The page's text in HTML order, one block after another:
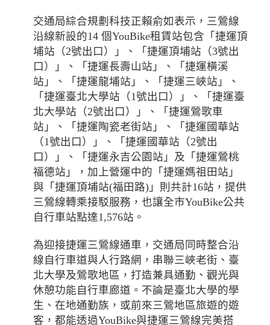
交通局綜合規劃科技正賴俞如表示，三鶯線
沿線新設的14 個YouBike租賃站包含「捷運頂
埔站（2號出口）」、「捷運頂埔站（3號出
口）」、「捷運長壽山站」、「捷運橫溪
站」、「捷運龍埔站」、「捷運三峽站」、
「捷運臺北大學站（1號出口）」、「捷運臺
北大學站（2號出口）」、「捷運鶯歌車
站」、「捷運陶瓷老街站」、「捷運國華站
（1號出口）」、「捷運國華站（2號出
口）」、「捷運永吉公園站」及「捷運鶯桃
福德站」，加上營運中的「捷運媽祖田站」
與「捷運頂埔站(福田路)」則共計16站，提供
三鶯線轉乘接駁服務，也讓全市YouBike公共
自行車站點達1,576站。
為迎接捷運三鶯線通車，交通局同時整合沿
線自行車道與人行路網，串聯三峽老街、臺
北大學及鶯歌地區，打造兼具通勤、觀光與
休憩功能自行車廊道。不論是臺北大學的學
生、在地通勤族，或前來三鶯地區旅遊的遊
客，都能透過YouBike與捷運三鶯線完美搭